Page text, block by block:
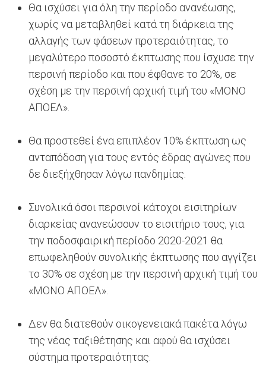
Θα ισχύσει για όλη την περίοδο ανανέωσης,
χωρίς να μεταβληθεί κατά τη διάρκεια της
αλλαγής των φάσεων προτεραιότητας, το
μεγαλύτερο ποσοστό έκπτωσης που ίσχυσε την
περσινή περίοδο και που έφθανε το 20%, σε
σχέση με την περσινή αρχική τιμή του «ΜΟΝΟ
ΑΠΟΕΛ».
Θα προστεθεί ένα επιπλέον 10% έκπτωση ως
ανταπόδοση για τους εντός έδρας αγώνες που
δε διεξήχθησαν λόγω πανδημίας.
Συνολικά όσοι περσινοί κάτοχοι εισιτηρίων
διαρκείας ανανεώσουν το εισιτήριο τους, για
την ποδοσφαιρική περίοδο 2020-2021 θα
επωφεληθούν συνολικής έκπτωσης που αγγίζει
το 30% σε σχέση με την περσινή αρχική τιμή του
«ΜΟΝΟ ΑΠΟΕΛ».
Δεν θα διατεθούν οικογενειακά πακέτα λόγω
της νέας ταξιθέτησης και αφού θα ισχύσει
σύστημα προτεραιότητας.